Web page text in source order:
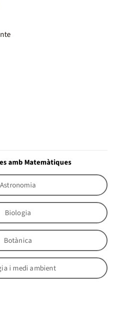
amb Matemàtiques
Astronomia
Biologia
Botànica
i medi ambient